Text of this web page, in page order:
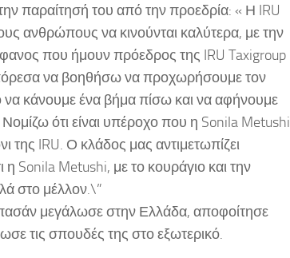
παραίτησή του από την προεδρία: « Η IRU
ανθρώπους να κινούνται καλύτερα, με την
που ήμουν πρόεδρος της IRU Taxigroup
να βοηθήσω να προχωρήσουμε τον
να κάνουμε ένα βήμα πίσω και να αφήνουμε
Νομίζω ότι είναι υπέροχο που η Sonila Metushi
της IRU. Ο κλάδος μας αντιμετωπίζει
η Sonila Metushi, με το κουράγιο και την
στο μέλλον.\”
μεγάλωσε στην Ελλάδα, αποφοίτησε
τις σπουδές της στο εξωτερικό.